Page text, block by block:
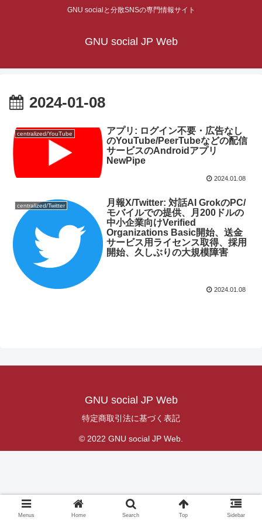
GNU socialと分散SNSの専門情報サイト
GNU social JP Web
2024-01-08
centralized/YouTube
アプリ: ログイン不要・広告なし
のYouTube/PeerTubeなどの配信
サービスのAndroidアプリ
NewPipe
2024.01.08
centralized/Twitter
月報X/Twitter: 対話AI GrokのPC/
モバイルでの提供、月200ドルの
中小企業向けVerified
Organizations Basic開始、送金
サービス用ライセンス取得、採用
開始、久しぶりの大規模障害
2024.01.08
GNU social JP Web
特定商取引法に基づく表記
© 2022 GNU social JP Web.
Menus Home Search Top Sidebar